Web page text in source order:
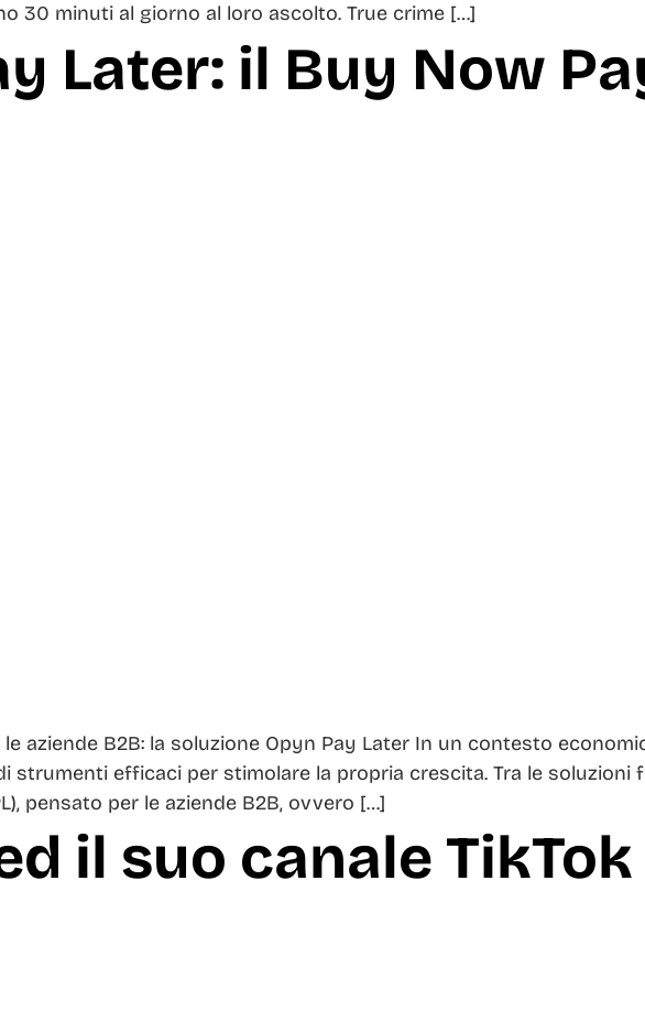
30 minuti al giorno al loro ascolto. True crime […]
Later: il Buy Now
aziende B2B: la soluzione Opyn Pay Later In un contesto
strumenti efficaci per stimolare la propria crescita. Tra le
pensato per le aziende B2B, ovvero […]
il suo canale TikTok